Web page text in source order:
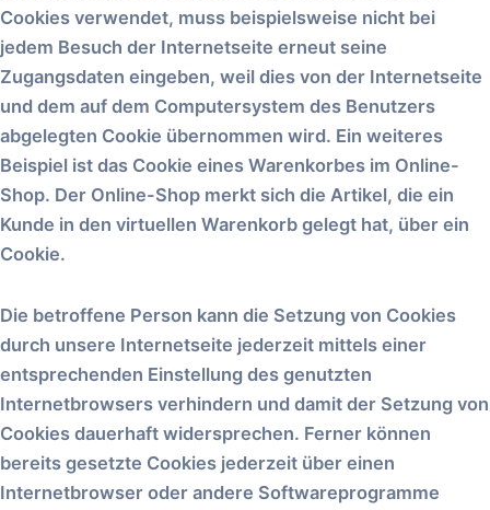
Cookies verwendet, muss beispielsweise nicht bei
jedem Besuch der Internetseite erneut seine
Zugangsdaten eingeben, weil dies von der Internetseite
und dem auf dem Computersystem des Benutzers
abgelegten Cookie übernommen wird. Ein weiteres
Beispiel ist das Cookie eines Warenkorbes im Online-
Shop. Der Online-Shop merkt sich die Artikel, die ein
Kunde in den virtuellen Warenkorb gelegt hat, über ein
Cookie.
Die betroffene Person kann die Setzung von Cookies
durch unsere Internetseite jederzeit mittels einer
entsprechenden Einstellung des genutzten
Internetbrowsers verhindern und damit der Setzung von
Cookies dauerhaft widersprechen. Ferner können
bereits gesetzte Cookies jederzeit über einen
Internetbrowser oder andere Softwareprogramme